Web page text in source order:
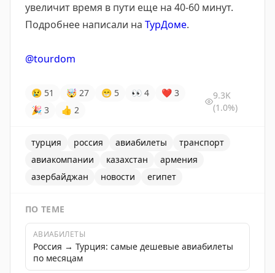
увеличит время в пути еще на 40-60 минут.
Подробнее написали на ТурДоме.
@tourdom
😢 51 🤯 27 😁 5 👀 4 ❤ 3
🎉 3 👍 2
9.3K
(1.0%)
турция россия авиабилеты
транспорт
авиакомпании
казахстан
армения
азербайджан
новости египет
ПО ТЕМЕ
АВИАБИЛЕТЫ
Россия → Турция: самые дешевые авиабилеты
по месяцам